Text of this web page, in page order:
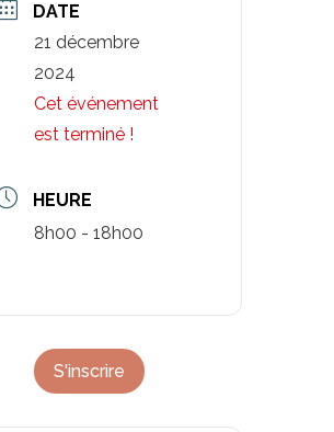
DATE
21 décembre
2024
Cet événement
est terminé !
HEURE
8h00 - 18h00
S'inscrire